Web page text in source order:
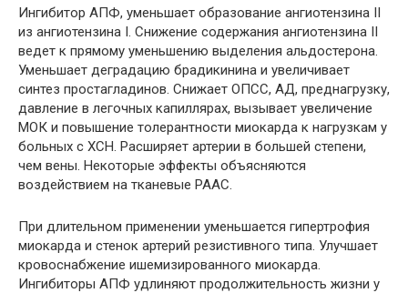
Ингибитор АПФ, уменьшает образование ангиотензина II
из ангиотензина I. Снижение содержания ангиотензина II
ведет к прямому уменьшению выделения альдостерона.
Уменьшает деградацию брадикинина и увеличивает
синтез простагладинов. Снижает ОПСС, АД, преднагрузку,
давление в легочных капиллярах, вызывает увеличение
МОК и повышение толерантности миокарда к нагрузкам у
больных с ХСН. Расширяет артерии в большей степени,
чем вены. Некоторые эффекты объясняются
воздействием на тканевые РААС.
При длительном применении уменьшается гипертрофия
миокарда и стенок артерий резистивного типа. Улучшает
кровоснабжение ишемизированного миокарда.
Ингибиторы АПФ удлиняют продолжительность жизни у